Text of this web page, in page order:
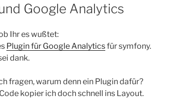
Google Analytics
Ihr es wußtet:
Plugin für Google Analyticsfür symfony.
dank.
fragen, warum denn ein Plugin dafür?
kopier ich doch schnell ins Layout.